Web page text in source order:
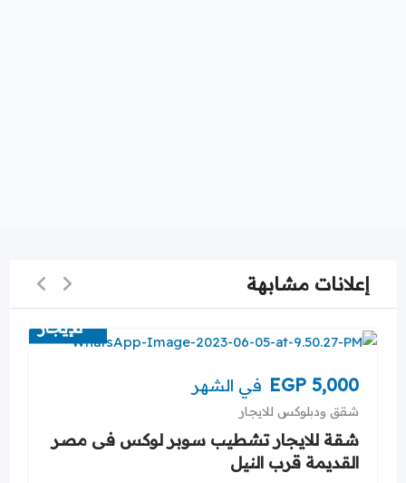
إعلانات مشابهة
للإيجار
EGP 5,000 في الشهر
شقق ودبلوكس للايجار
شقة للايجار تشطيب سوبر لوكس فى مصر
القديمة قرب النيل